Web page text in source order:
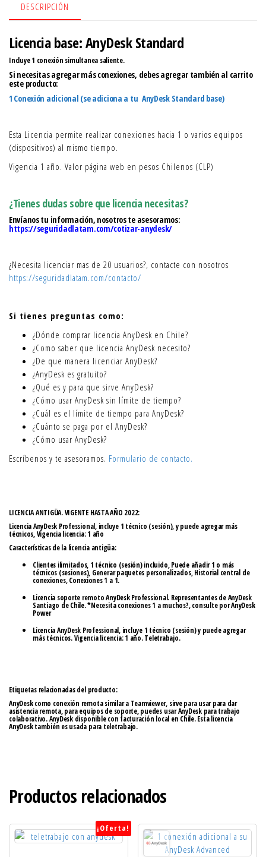
cantidad
DESCRIPCIÓN
Licencia base: AnyDesk Standard
Incluye 1 conexión simultanea saliente.
Si necesitas agregar más conexiones, debes agregar también al carrito
este producto:
1 Conexión adicional (se adiciona a tu AnyDesk Standard base)
Esta Licencia permite realizar conexiones hacia 1 o varios equipos
(dispositivos) al mismo tiempo.
Vigencia 1 año. Valor página web en pesos Chilenos (CLP)
¿Tienes dudas sobre que licencia necesitas?
Envíanos tu información, nosotros te asesoramos:
https://seguridadlatam.com/cotizar-anydesk/
¿Necesita licenciar mas de 20 usuarios?, contacte con nosotros
https://seguridadlatam.com/contacto/
Si tienes preguntas como:
¿Dónde comprar licencia AnyDesk en Chile?
¿Como saber que licencia AnyDesk necesito?
¿De que manera licenciar AnyDesk?
¿AnyDesk es gratuito?
¿Qué es y para que sirve AnyDesk?
¿Cómo usar AnyDesk sin límite de tiempo?
¿Cuál es el límite de tiempo para AnyDesk?
¿Cuánto se paga por el AnyDesk?
¿Cómo usar AnyDesk?
Escríbenos y te asesoramos. Formulario de contacto.
LICENCIA ANTIGÜA. VIGENTE HASTA AÑO 2022:
Licencia AnyDesk Professional, incluye 1 técnico (sesión), y puede agregar más
técnicos, Vigencia licencia: 1 año
Características de la licencia antigüa:
Clientes ilimitados, 1 técnico (sesión)incluido,Puede añadir1 o más
técnicos (sesiones), Generar paquetes personalizados,Historial centralde
conexiones, Conexiones 1 a 1.
Licencia soporte remoto AnyDesk Professional. Representantes de AnyDesk
Santiago de Chile. *Necesita conexiones 1 a muchos?, consulte por AnyDesk
Power
Licencia AnyDesk Professional, incluye 1 técnico (sesión) y puede agregar
más técnicos. Vigencia licencia: 1 año. Teletrabajo.
Etiquetas relacionadas del producto:
AnyDesk como conexión remota similar a Teamviewer, sirve para usar para dar
asistencia remota, para equipos de soporte, puedes usar AnyDesk para trabajo
colaborativo. AnyDesk disponible con facturación local en Chile. Esta licencia
AnyDesk también es usada para teletrabajo.
Productos relacionados
¡Oferta!